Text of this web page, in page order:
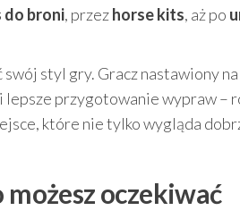
do broni, przezhorse kits, aż po
styl gry. Gracz nastawiony
przygotowanie wypraw –
które nie tylko wygląda
oczekiwać